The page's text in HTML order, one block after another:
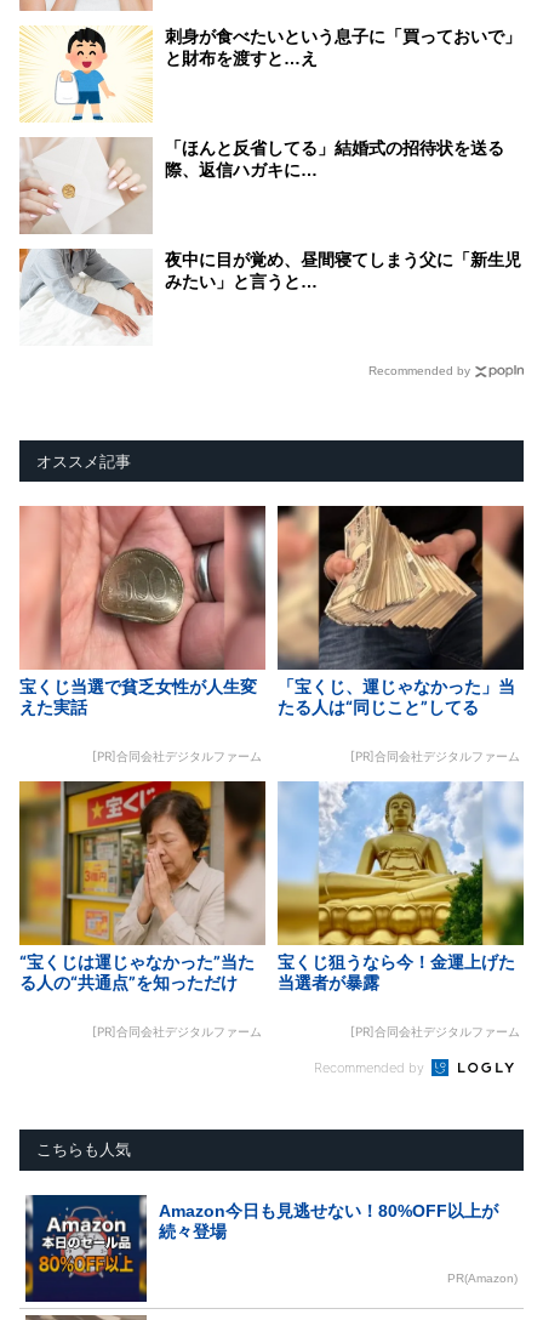
刺身が食べたいという息子に「買っておいで」
と財布を渡すと…え
「ほんと反省してる」結婚式の招待状を送る
際、返信ハガキに…
夜中に目が覚め、昼間寝てしまう父に「新生児
みたい」と言うと…
Recommended by
オススメ記事
宝くじ当選で貧乏女性が人生変
えた実話
[PR]合同会社デジタルファーム
「宝くじ、運じゃなかった」当
たる人は“同じこと”してる
[PR]合同会社デジタルファーム
“宝くじは運じゃなかった”当た
る人の“共通点”を知っただけ
[PR]合同会社デジタルファーム
宝くじ狙うなら今！金運上げた
当選者が暴露
[PR]合同会社デジタルファーム
Recommended by
こちらも人気
Amazon今日も見逃せない！80%OFF以上が
続々登場
PR(Amazon)